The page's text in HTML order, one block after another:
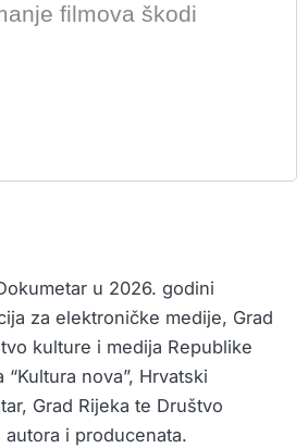
filmova škodi
u 2026. godini
za elektroničke medije, Grad
kulture i medija Republike
nova”, Hrvatski
Grad Rijeka te Društvo
i producenata.